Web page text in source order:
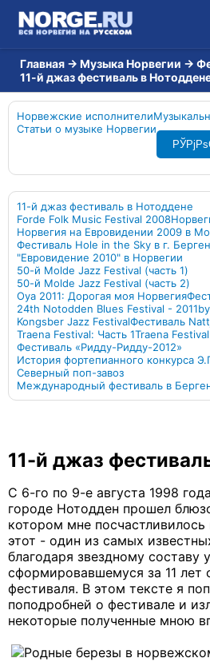
Главная → Музыка Норвегии →
11-й джаз фестиваль в
Норвежские исполнители
Статьи о музыке Норвегии
11-й джаз фестиваль в Нотоддене
Forde Folk Music Festival 2008
Норвегия на Евровидении 2009 в
Фестиваль Hole in the Sky в г. Берген
"Евровидение 2010" в Норвегии
50-й Molde Jazz Festival (часть 1)
50-й Molde Jazz Festival (часть 2)
Oya 2011: Дорогая моя Норвегия
24th Notodden Blues Festival - 2011
Kongsber Jazz FestivalФестиваль
Traena Festival: Часть 1Traena
Фестиваль «Ридду-Ридду-2012»
История фортепианного конкурса
Северный поп-завоз
Международный фестиваль в
11-й джаз
С 6-го по 9-е августа 1998
городе Нотодден прошел
котором мне
этот - один из самых
благодаря звездному составу
сформировавшемуся за 11 лет
фестиваля. В этом тексте я
поподробней о фестивале и
некоторые полученные мною